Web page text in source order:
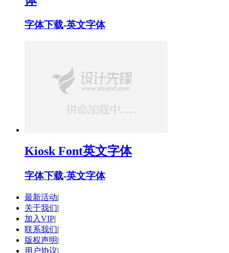
字体下载-英文字体
Kiosk Font英文字体
字体下载-英文字体
最新活动|
关于我们|
加入VIP|
联系我们|
版权声明|
用户协议|